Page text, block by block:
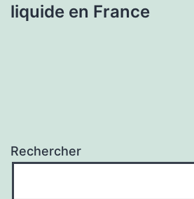
liquide en France
Rechercher